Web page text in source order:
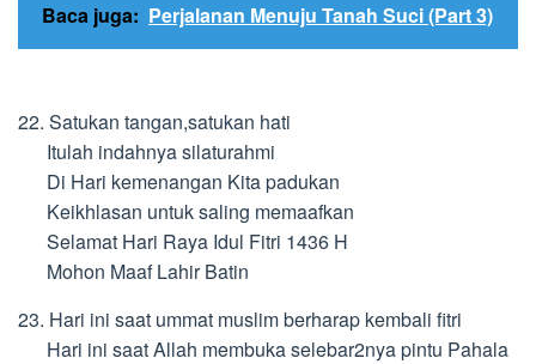
Baca juga: Perjalanan Menuju Tanah Suci (Part 3)
22. Satukan tangan,satukan hati
Itulah indahnya silaturahmi
Di Hari kemenangan Kita padukan
Keikhlasan untuk saling memaafkan
Selamat Hari Raya Idul Fitri 1436 H
Mohon Maaf Lahir Batin
23. Hari ini saat ummat muslim berharap kembali fitri
Hari ini saat Allah membuka selebar2nya pintu Pahala